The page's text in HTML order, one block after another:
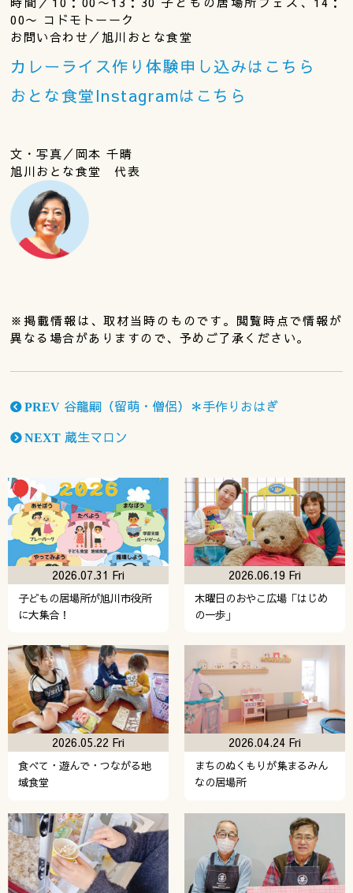
00〜 コドモトーーク
お問い合わせ／旭川おとな食堂
カレーライス作り体験申し込みはこちら
おとな食堂Instagramはこちら
文・写真／岡本 千晴
旭川おとな食堂 代表
※掲載情報は、取材当時のものです。閲覧時点で情報が
異なる場合がありますので、予めご了承ください。
PREV 谷龍嗣（留萌・僧侶）＊手作りおはぎ
NEXT 蔵生マロン
子どもの居場所が旭川市役所
に大集合！
2026.07.31 Fri
木曜日のおやこ広場「はじめ
の一歩」
2026.06.19 Fri
食べて・遊んで・つながる地
域食堂
2026.05.22 Fri
まちのぬくもりが集まるみん
なの居場所
2026.04.24 Fri